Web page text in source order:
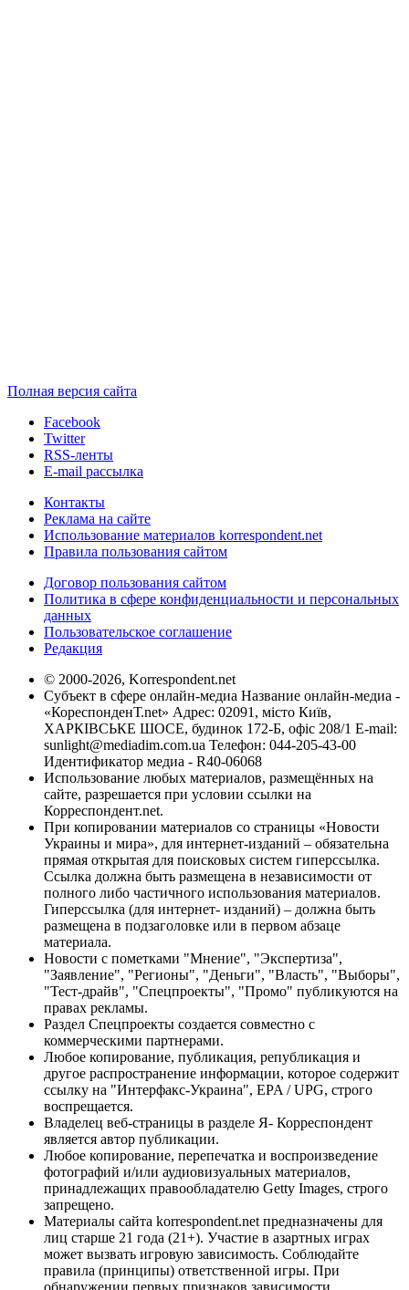
Полная версия сайта
Facebook
Twitter
RSS-ленты
E-mail рассылка
Контакты
Реклама на сайте
Использование материалов korrespondent.net
Правила пользования сайтом
Договор пользования сайтом
Политика в сфере конфиденциальности и персональных
данных
Пользовательское соглашение
Редакция
© 2000-2026, Korrespondent.net
Субъект в сфере онлайн-медиа Название онлайн-медиа -
«КореспонденТ.net» Адрес: 02091, місто Київ,
ХАРКІВСЬКЕ ШОСЕ, будинок 172-Б, офіс 208/1 E-mail:
sunlight@mediadim.com.ua Телефон: 044-205-43-00
Идентификатор медиа - R40-06068
Использование любых материалов, размещённых на
сайте, разрешается при условии ссылки на
Корреспондент.net.
При копировании материалов со страницы «Новости
Украины и мира», для интернет-изданий – обязательна
прямая открытая для поисковых систем гиперссылка.
Ссылка должна быть размещена в независимости от
полного либо частичного использования материалов.
Гиперссылка (для интернет- изданий) – должна быть
размещена в подзаголовке или в первом абзаце
материала.
Новости с пометками "Мнение", "Экспертиза",
"Заявление", "Регионы", "Деньги", "Власть", "Выборы",
"Тест-драйв", "Спецпроекты", "Промо" публикуются на
правах рекламы.
Раздел Спецпроекты создается совместно с
коммерческими партнерами.
Любое копирование, публикация, републикация и
другое распространение информации, которое содержит
ссылку на "Интерфакс-Украина", EPA / UPG, строго
воспрещается.
Владелец веб-страницы в разделе Я- Корреспондент
является автор публикации.
Любое копирование, перепечатка и воспроизведение
фотографий и/или аудиовизуальных материалов,
принадлежащих правообладателю Getty Images, строго
запрещено.
Материалы сайта korrespondent.net предназначены для
лиц старше 21 года (21+). Участие в азартных играх
может вызвать игровую зависимость. Соблюдайте
правила (принципы) ответственной игры. При
обнаружении первых признаков зависимости